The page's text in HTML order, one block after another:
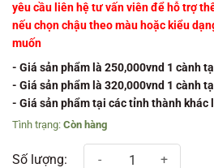
yêu cầu liên hệ tư vấn viên để hỗ trợ
nếu chọn chậu theo màu hoặc kiểu
muốn
- Giá sản phẩm là 250,000vnd 1 cành
- Giá sản phẩm là 320,000vnd 1 cành
- Giá sản phẩm tại các tỉnh thành khác
Còn hàng
Chậu hồ điệp 5 cành số lượng